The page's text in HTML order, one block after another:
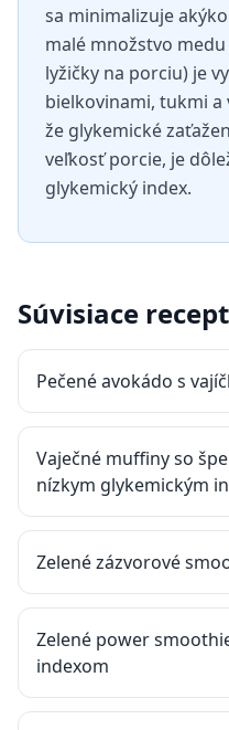
sa minimalizuje
malé množstvo
lyžičky na porciu) je
bielkovinami, tukmi a
že glykemické
veľkosť porcie, je
glykemický index.
Súvisiace
Pečené avokádo s
Vaječné muffiny so
nízkym glykemickým
Zelené zázvorové
Zelené power
indexom